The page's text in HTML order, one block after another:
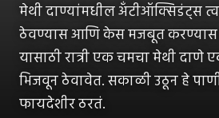
मेथी दाण्यांमधील अँटीऑक्सिडंट्स
ठेवण्यास आणि केस मजबूत
यासाठी रात्री एक चमचा मेथी दाणे
भिजवून ठेवावेत. सकाळी उठून हे
फायदेशीर ठरतं.